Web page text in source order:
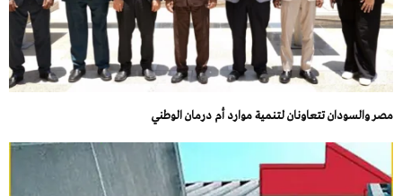
مصر والسودان تتعاونان لتنمية موارد أم درمان الوطني